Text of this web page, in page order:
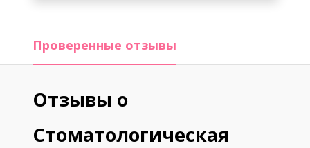
Проверенные отзывы
Отзывы о
Стоматологическая